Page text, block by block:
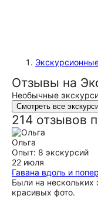
Отзывы на
Необычные
Смотреть все
214 отзывов
Ольга
Опыт: 8 экскурсий
22 июля
Гавана вдоль и
Были на нескольких
красивых фото.